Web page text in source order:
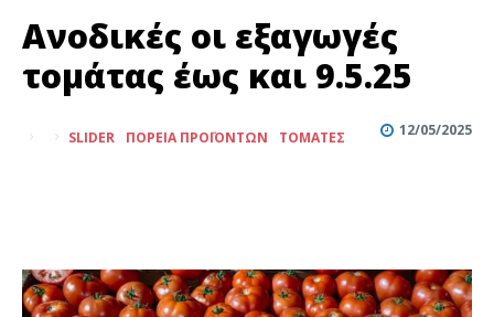
Ανοδικές οι εξαγωγές
τομάτας έως και 9.5.25
12/05/2025
SLIDER ΠΟΡΕΊΑ ΠΡΟΪΌΝΤΩΝ ΤΟΜΆΤΕΣ